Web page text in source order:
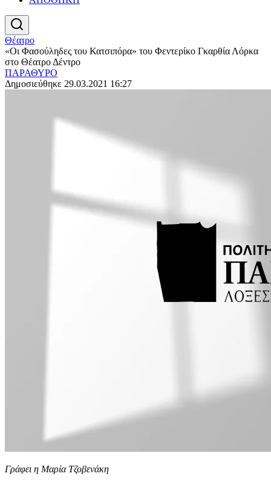
Θέατρο
«Οι Φασούληδες του Κατσιπόρα» του Φεντερίκο Γκαρθία Λόρκα
στο Θέατρο Δέντρο
ΠΑΡΑΘΥΡΟ
Δημοσιεύθηκε 29.03.2021 16:27
Γράφει η Μαρία Τζοβενάκη